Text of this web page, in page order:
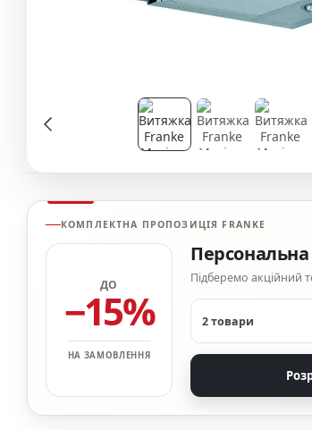
КОМПЛЕКТНА ПРОПОЗИЦІЯ FRANKE
ДО
−15%
НА ЗАМОВЛЕННЯ
Підберемо акційний
2 товари